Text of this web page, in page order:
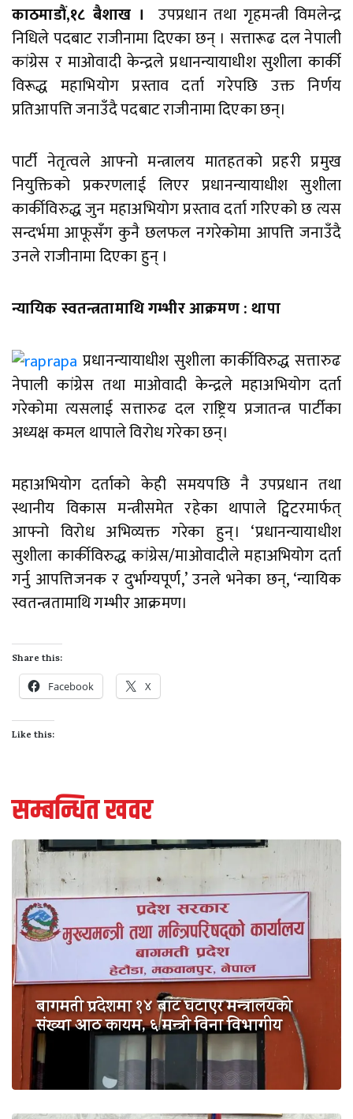
काठमाडौं,१८ बैशाख । उपप्रधान तथा गृहमन्त्री विमलेन्द्र
निधिले पदबाट राजीनामा दिएका छन् । सत्तारूढ दल नेपाली
कांग्रेस र माओवादी केन्द्रले प्रधानन्यायाधीश सुशीला कार्की
विरूद्ध महाभियोग प्रस्ताव दर्ता गरेपछि उक्त निर्णय
प्रतिआपत्ति जनाउँदै पदबाट राजीनामा दिएका छन्।
पार्टी नेतृत्वले आफ्नो मन्त्रालय मातहतको प्रहरी प्रमुख
नियुक्तिको प्रकरणलाई लिएर प्रधानन्यायाधीश सुशीला
कार्कीविरुद्ध जुन महाअभियोग प्रस्ताव दर्ता गरिएको छ त्यस
सन्दर्भमा आफूसँग कुनै छलफल नगरेकोमा आपत्ति जनाउँदै
उनले राजीनामा दिएका हुन् ।
न्यायिक स्वतन्त्रतामाथि गम्भीर आक्रमण : थापा
प्रधानन्यायाधीश सुशीला कार्कीविरुद्ध सत्तारुढ
नेपाली कांग्रेस तथा माओवादी केन्द्रले महाअभियोग दर्ता
गरेकोमा त्यसलाई सत्तारुढ दल राष्ट्रिय प्रजातन्त्र पार्टीका
अध्यक्ष कमल थापाले विरोध गरेका छन्।
महाअभियोग दर्ताको केही समयपछि नै उपप्रधान तथा
स्थानीय विकास मन्त्रीसमेत रहेका थापाले ट्विटरमार्फत्
आफ्नो विरोध अभिव्यक्त गरेका हुन्। ‘प्रधानन्यायाधीश
सुशीला कार्कीविरुद्ध कांग्रेस/माओवादीले महाअभियोग दर्ता
गर्नु आपत्तिजनक र दुर्भाग्यपूर्ण,’ उनले भनेका छन्, ‘न्यायिक
स्वतन्त्रतामाथि गम्भीर आक्रमण।
Share this:
Facebook X
Like this:
सम्बन्धित खवर
बागमती प्रदेशमा १४ बाट घटाएर मन्त्रालयको
संख्या आठ कायम, ६ मन्त्री विना विभागीय